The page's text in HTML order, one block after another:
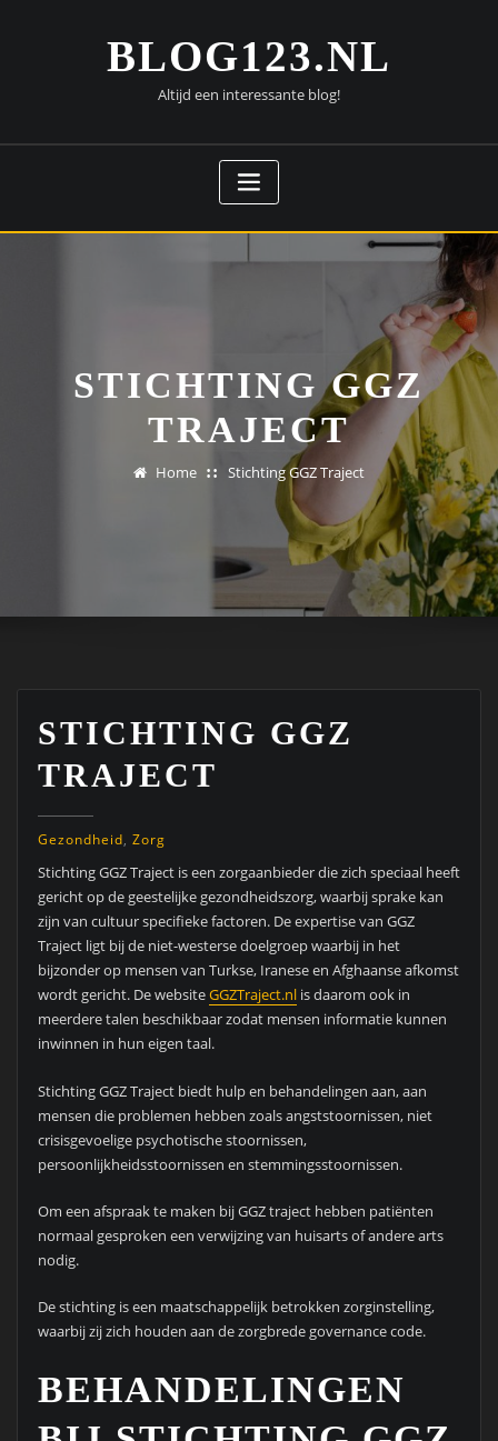
BLOG123.NL
Altijd een interessante blog!
STICHTING GGZ
TRAJECT
Home Stichting GGZ Traject
STICHTING GGZ
TRAJECT
Gezondheid, Zorg
Stichting GGZ Traject is een zorgaanbieder die zich speciaal heeft
gericht op de geestelijke gezondheidszorg, waarbij sprake kan
zijn van cultuur specifieke factoren. De expertise van GGZ
Traject ligt bij de niet-westerse doelgroep waarbij in het
bijzonder op mensen van Turkse, Iranese en Afghaanse afkomst
wordt gericht. De websiteGGZTraject.nlis daarom ook in
meerdere talen beschikbaar zodat mensen informatie kunnen
inwinnen in hun eigen taal.
Stichting GGZ Traject biedt hulp en behandelingen aan, aan
mensen die problemen hebben zoals angststoornissen, niet
crisisgevoelige psychotische stoornissen,
persoonlijkheidsstoornissen en stemmingsstoornissen.
Om een afspraak te maken bij GGZ traject hebben patiënten
normaal gesproken een verwijzing van huisarts of andere arts
nodig.
De stichting is een maatschappelijk betrokken zorginstelling,
waarbij zij zich houden aan de zorgbrede governance code.
BEHANDELINGEN